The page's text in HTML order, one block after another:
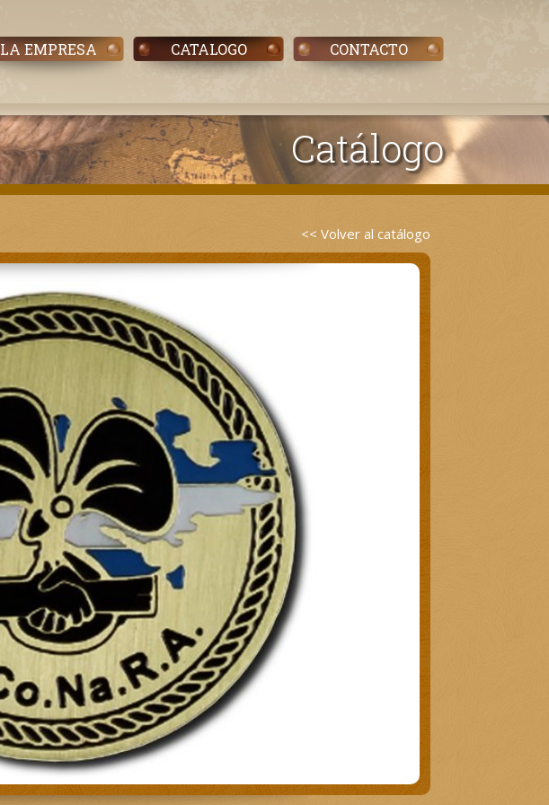
LA EMPRESA CATALOGO CONTACTO
Catálogo
<< Volver al catálogo